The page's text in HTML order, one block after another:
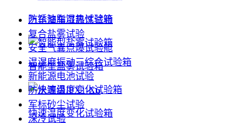
防锈油脂湿热试验箱
智能型盐雾试验箱
快速温度变化试验箱
汽车整车可靠性试验
复合盐雾试验
安全气囊点爆试验舱
温湿度振动三综合试验箱
新能源电池试验
防水等级IPX1-X6
军标砂尘试验
深冷试验